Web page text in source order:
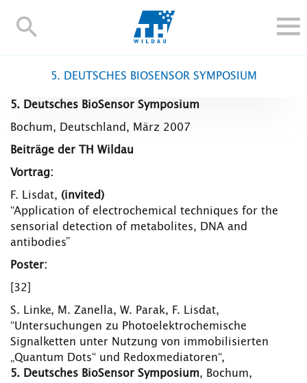
TH-
FORSCHUNG UND TRANSFER
ALUMNI
HOCHSCHULE
INTERNATIONAL
BESCHÄFTIGTE
Blogs Kontakt und Anfahrt Webmail Moodle
TH Online-Portal
5. DEUTSCHES BIOSENSOR SYMPOSIUM
5. Deutsches BioSensor Symposium
Bochum, Deutschland, März 2007
Beiträge der TH Wildau
Vortrag:
F. Lisdat, (invited)
“Application of electrochemical techniques for the
sensorial detection of metabolites, DNA and
antibodies”
Poster:
[32]
S. Linke, M. Zanella, W. Parak, F. Lisdat,
“Untersuchungen zu Photoelektrochemische
Signalketten unter Nutzung von immobilisierten
„Quantum Dots“ und Redoxmediatoren“,
5. Deutsches BioSensor Symposium, Bochum,